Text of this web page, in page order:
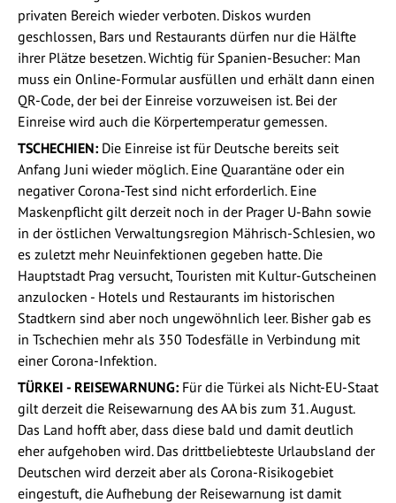
privaten Bereich wieder verboten. Diskos wurden
geschlossen, Bars und Restaurants dürfen nur die Hälfte
ihrer Plätze besetzen. Wichtig für Spanien-Besucher: Man
muss ein Online-Formular ausfüllen und erhält dann einen
QR-Code, der bei der Einreise vorzuweisen ist. Bei der
Einreise wird auch die Körpertemperatur gemessen.
TSCHECHIEN: Die Einreise ist für Deutsche bereits seit
Anfang Juni wieder möglich. Eine Quarantäne oder ein
negativer Corona-Test sind nicht erforderlich. Eine
Maskenpflicht gilt derzeit noch in der Prager U-Bahn sowie
in der östlichen Verwaltungsregion Mährisch-Schlesien, wo
es zuletzt mehr Neuinfektionen gegeben hatte. Die
Hauptstadt Prag versucht, Touristen mit Kultur-Gutscheinen
anzulocken - Hotels und Restaurants im historischen
Stadtkern sind aber noch ungewöhnlich leer. Bisher gab es
in Tschechien mehr als 350 Todesfälle in Verbindung mit
einer Corona-Infektion.
TÜRKEI - REISEWARNUNG: Für die Türkei als Nicht-EU-Staat
gilt derzeit die Reisewarnung des AA bis zum 31. August.
Das Land hofft aber, dass diese bald und damit deutlich
eher aufgehoben wird. Das drittbeliebteste Urlaubsland der
Deutschen wird derzeit aber als Corona-Risikogebiet
eingestuft, die Aufhebung der Reisewarnung ist damit